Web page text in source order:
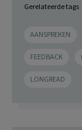
Gerelateerde tags
AANSPREKEN
FEEDBACK
LONGREAD